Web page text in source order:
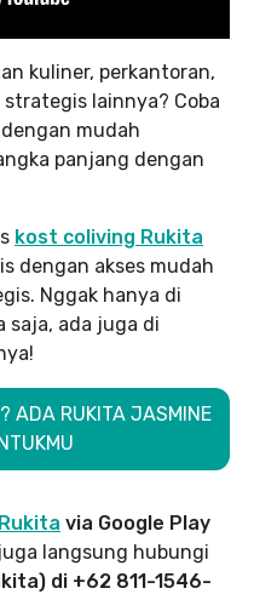
kuliner, perkantoran,
lainnya? Coba
mudah
panjang dengan
kost coliving Rukita
dengan akses mudah
Nggak hanya di
saja, ada juga di
ADA RUKITA JASMINE
via Google Play
langsung hubungi
di +62 811-1546-